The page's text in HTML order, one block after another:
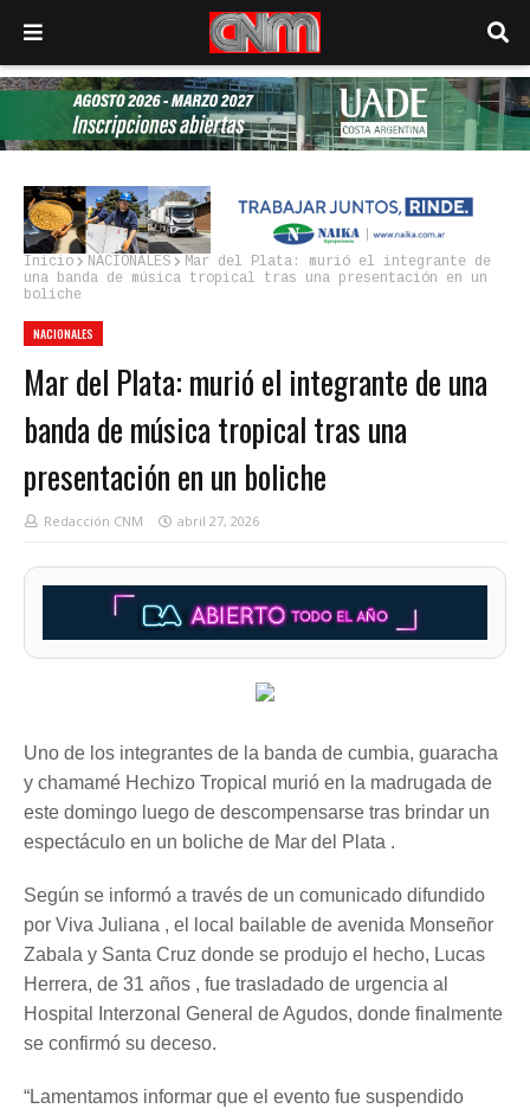
Inicio NACIONALES
Mar del Plata: murió el integrante de
una banda de música tropical tras una presentación en un
boliche
NACIONALES
Mar del Plata: murió el integrante de una
banda de música tropical tras una
presentación en un boliche
Redacción CNM abril 27, 2026
Uno de los integrantes de la banda de cumbia, guaracha
y chamamé Hechizo Tropical murió en la madrugada de
este domingo luego de descompensarse tras brindar un
espectáculo en un boliche de Mar del Plata .
Según se informó a través de un comunicado difundido
por Viva Juliana , el local bailable de avenida Monseñor
Zabala y Santa Cruz donde se produjo el hecho, Lucas
Herrera, de 31 años , fue trasladado de urgencia al
Hospital Interzonal General de Agudos, donde finalmente
se confirmó su deceso.
“Lamentamos informar que el evento fue suspendido